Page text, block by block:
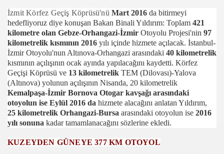
İzmit Körfez Geçiş Köprüsü'nü Mart 2016 da bitirmeyi
hedefliyoruz diye konuşan Bakan Binali Yıldırım: Toplam 421
kilometre olan Gebze-Orhangazi-İzmir Otoyolu Projesi'nin 97
kilometrelik kısmının 2016 yılı içinde hizmete açılacak. İstanbul-
İzmir Otoyolu'nun Altınova-Orhangazi arasındaki 40 kilometrelik
kısmının açılışının ocak ayında yapılacağını kaydetti. Körfez
Geçişi Köprüsü ve 13 kilometrelik TEM (Dilovası)-Yalova
(Altınova) yolunun açılışının Nisanda, 20 kilometrelik
Kemalpaşa-İzmir Bornova Otogar kavşağı arasındaki
otoyolun ise Eylül 2016 da hizmete alacağını anlatan Yıldırım,
25 kilometrelik Orhangazi-Bursa arasındaki otoyolun ise 2016
yılı sonuna kadar tamamlanacağını sözlerine ekledi.
KUZEYDEN GÜNEYE 377 KM OTOYOL
... 2304-2494